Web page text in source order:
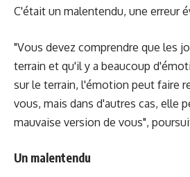
C'était un malentendu, une erreur
"Vous devez comprendre que les
terrain et qu'il y a beaucoup
sur le terrain, l'émotion peut faire
vous, mais dans d'autres cas, elle
mauvaise version de vous",
Un malentendu